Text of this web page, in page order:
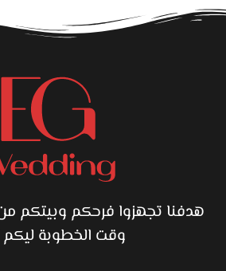
هدفنا تجهزوا فرحكم وبيتكم
وقت الخطوبة ليكم